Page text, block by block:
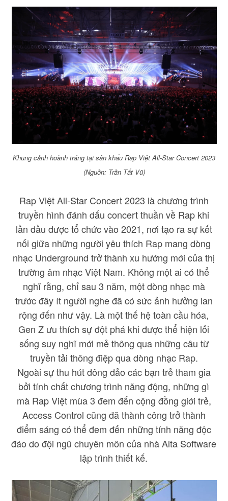
Khung cảnh hoành tráng tại sân khấu Rap Việt All-Star Concert 2023
(Nguồn: Trần Tất Vũ)
Rap Việt All-Star Concert 2023 là chương trình
truyền hình đánh dấu concert thuần về Rap khi
lần đầu được tổ chức vào 2021, nơi tạo ra sự kết
nối giữa những người yêu thích Rap mang dòng
nhạc Underground trở thành xu hướng mới của thị
trường âm nhạc Việt Nam. Không một ai có thể
nghĩ rằng, chỉ sau 3 năm, một dòng nhạc mà
trước đây ít người nghe đã có sức ảnh hưởng lan
rộng đến như vậy. Là một thế hệ toàn cầu hóa,
Gen Z ưu thích sự đột phá khi được thể hiện lối
sống suy nghĩ mới mẻ thông qua những câu từ
truyền tải thông điệp qua dòng nhạc Rap.
Ngoài sự thu hút đông đảo các bạn trẻ tham gia
bởi tính chất chương trình năng động, những gì
mà Rap Việt mùa 3 đem đến cộng đồng giới trẻ,
Access Control cũng đã thành công trở thành
điểm sáng có thể đem đến những tính năng độc
đáo do đội ngũ chuyên môn của nhà Alta Software
lập trình thiết kế.